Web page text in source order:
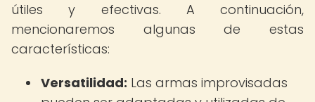
útiles y efectivas. A continuación,
mencionaremos algunas de estas
características:
Versatilidad: Las armas improvisadas